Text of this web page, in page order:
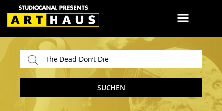
SUCHEN